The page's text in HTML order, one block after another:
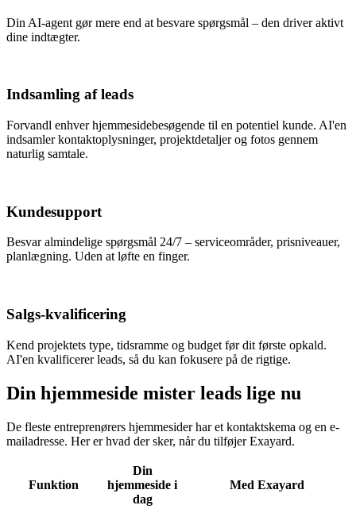
Din AI-agent gør mere end at besvare spørgsmål – den driver aktivt
dine indtægter.
Indsamling af leads
Forvandl enhver hjemmesidebesøgende til en potentiel kunde. AI'en
indsamler kontaktoplysninger, projektdetaljer og fotos gennem
naturlig samtale.
Kundesupport
Besvar almindelige spørgsmål 24/7 – serviceområder, prisniveauer,
planlægning. Uden at løfte en finger.
Salgs-kvalificering
Kend projektets type, tidsramme og budget før dit første opkald.
AI'en kvalificerer leads, så du kan fokusere på de rigtige.
Din hjemmeside mister leads lige nu
De fleste entreprenørers hjemmesider har et kontaktskema og en e-
mailadresse. Her er hvad der sker, når du tilføjer Exayard.
Funktion
Din
hjemmeside i
dag
Med Exayard